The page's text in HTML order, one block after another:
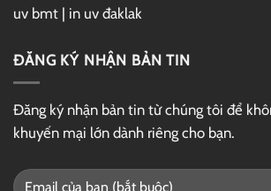
uv bmt | in uv đaklak
ĐĂNG KÝ NHẬN BẢN TIN
Đăng ký nhận bản tin từ chúng tôi để
khuyến mại lớn dành riêng cho bạn.